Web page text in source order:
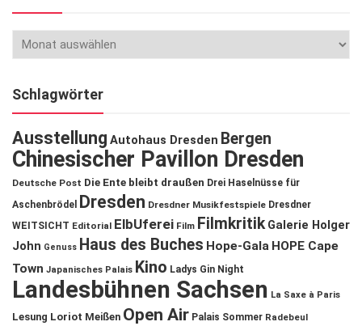
Schlagwörter
Ausstellung Autohaus Dresden Bergen
Chinesischer Pavillon Dresden
Deutsche Post Die Ente bleibt draußen Drei Haselnüsse für
Aschenbrödel
Dresden Dresdner Musikfestspiele Dresdner
WEITSICHT Editorial ElbUferei Film Filmkritik Galerie Holger
John Genuss Haus des Buches Hope-Gala HOPE Cape
Town Japanisches Palais Kino Ladys Gin Night
Landesbühnen Sachsen La Saxe à Paris
Lesung Loriot Meißen Open Air Palais Sommer Radebeul